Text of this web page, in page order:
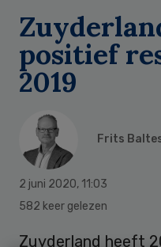
positief
2019
Frits
2 juni 2020, 11:03
582 keer gelezen
Zuyderland heeft